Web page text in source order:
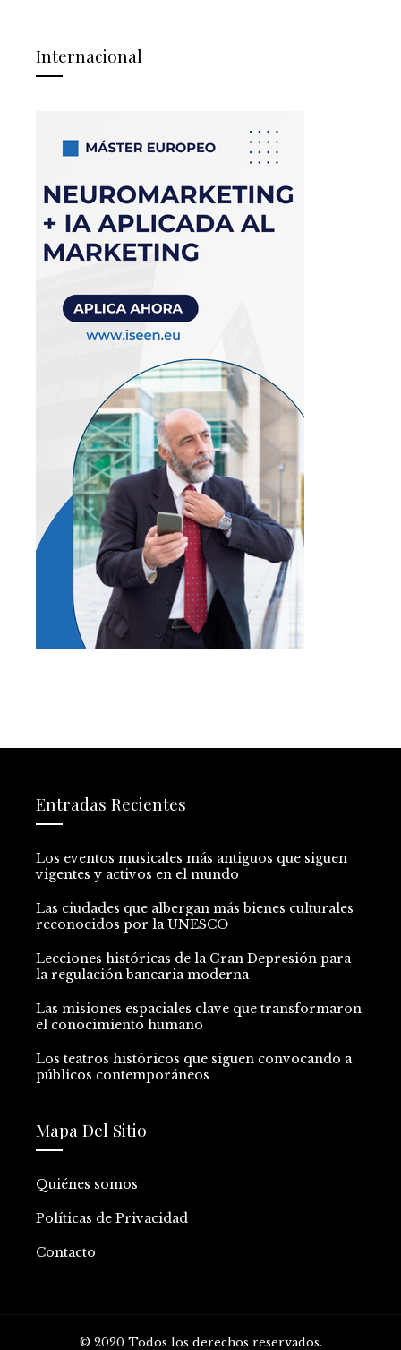
Internacional
Entradas Recientes
Los eventos musicales más antiguos que siguen
vigentes y activos en el mundo
Las ciudades que albergan más bienes culturales
reconocidos por la UNESCO
Lecciones históricas de la Gran Depresión para
la regulación bancaria moderna
Las misiones espaciales clave que transformaron
el conocimiento humano
Los teatros históricos que siguen convocando a
públicos contemporáneos
Mapa Del Sitio
Quiénes somos
Políticas de Privacidad
Contacto
© 2020 Todos los derechos reservados.